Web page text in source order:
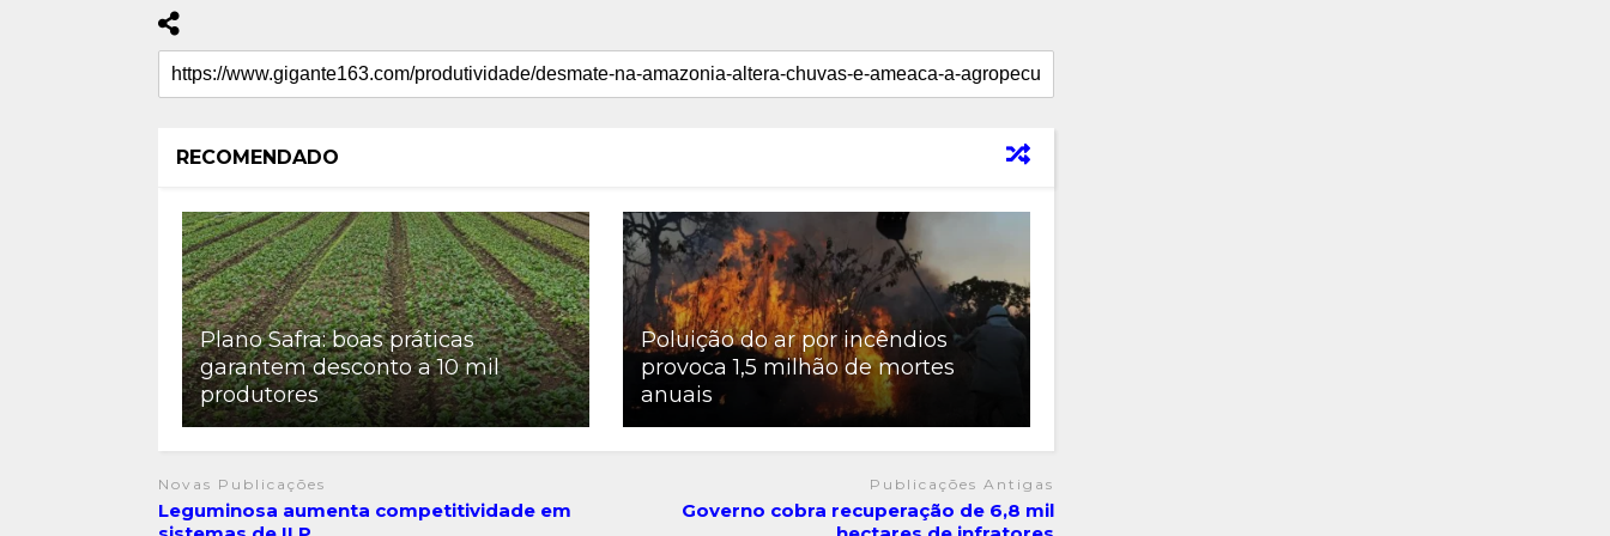
RECOMENDADO
Plano Safra: boas práticas
garantem desconto a 10 mil
produtores
Poluição do ar por incêndios
provoca 1,5 milhão de mortes
anuais
Novas Publicações
Leguminosa aumenta competitividade em
Publicações Antigas
Governo cobra recuperação de 6,8 mil